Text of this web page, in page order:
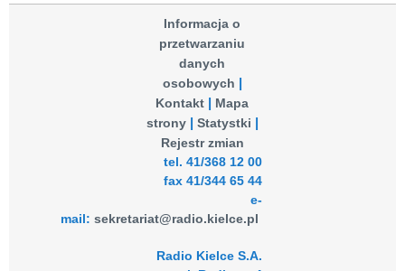
Informacja o
przetwarzaniu
danych
osobowych
Kontakt
Mapa
strony
Statystki
Rejestr zmian
tel. 41/368 12 00
fax 41/344 65 44
e-
mail:sekretariat@radio.kielce.pl
Radio Kielce S.A.